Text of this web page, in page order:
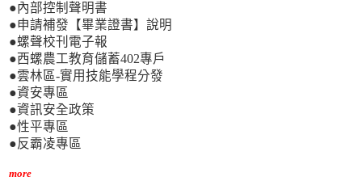
●內部控制聲明書
●申請補發【畢業證書】說明
●螺聲校刊電子報
●西螺農工教育儲蓄402專戶
●雲林區-實用技能學程分發
●資安專區
●資訊安全政策
●性平專區
●反霸凌專區
more